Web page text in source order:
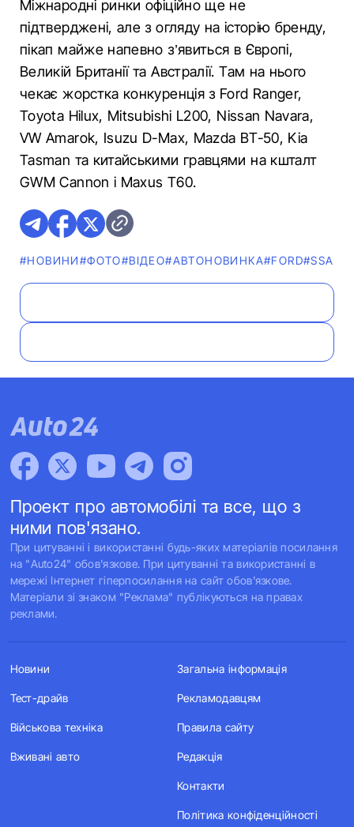
Міжнародні ринки офіційно ще не
підтверджені, але з огляду на історію бренду,
пікап майже напевно з’явиться в Європі,
Великій Британії та Австралії. Там на нього
чекає жорстка конкуренція з Ford Ranger,
Toyota Hilux, Mitsubishi L200, Nissan Navara,
VW Amarok, Isuzu D-Max, Mazda BT-50, Kia
Tasman та китайськими гравцями на кшталт
GWM Cannon і Maxus T60.
#НОВИНИ#ФОТО#ВІДЕО#АВТОНОВИНКА#FORD
Проект про автомобілі та все, що з
ними пов'язано.
При цитуванні і використанні будь-яких матеріалів посилання
на "Auto24" обов'язкове. При цитуванні та використанні в
мережі Інтернет гіперпосилання на сайт обов'язкове.
Матеріали зі знаком "Реклама" публікуються на правах
реклами.
Новини
Тест-драйв
Військова техніка
Вживані авто
Загальна інформація
Рекламодавцям
Правила сайту
Редакція
Контакти
Політика конфіденційності